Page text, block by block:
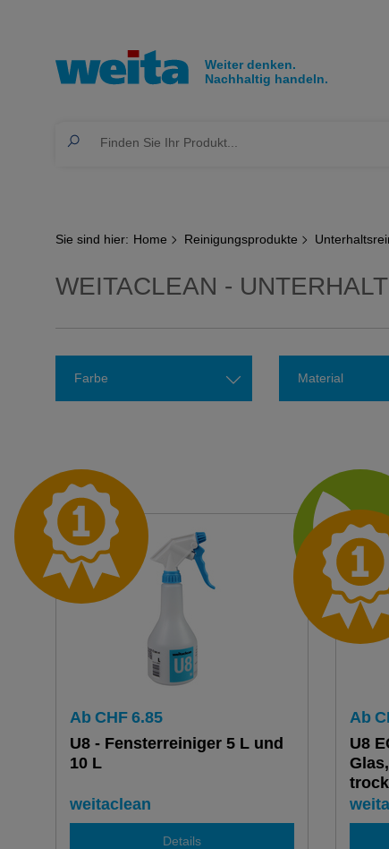
Sie sind hier: Home Reinigungsprodukte
WEITACLEAN -
Farbe Material
Ab CHF 6.85
U8 - Fensterreiniger 5 L und
10 L
weitaclean
Details
Ab
U8